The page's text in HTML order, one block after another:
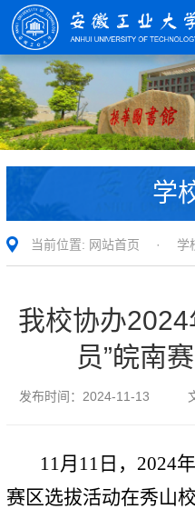
学
当前位置: 网站首页 · 学
我校协办2024
员”皖南
发布时间： 2024-11-13 文章
11月11日，2024
赛区选拔活动在秀山